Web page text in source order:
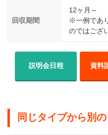
回収期間
12ヶ月～
※一例であ
のではござ
説明会日程 資料
同じタイプから別